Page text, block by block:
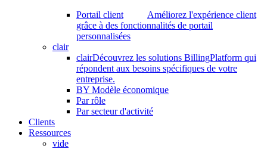
Portail client
Améliorez l'expérience client
grâce à des fonctionnalités de portail
personnalisées
clair
clairDécouvrez les solutions BillingPlatform qui
répondent aux besoins spécifiques de votre
entreprise.
BY Modèle économique
Par rôle
Par secteur d'activité
Clients
Ressources
vide